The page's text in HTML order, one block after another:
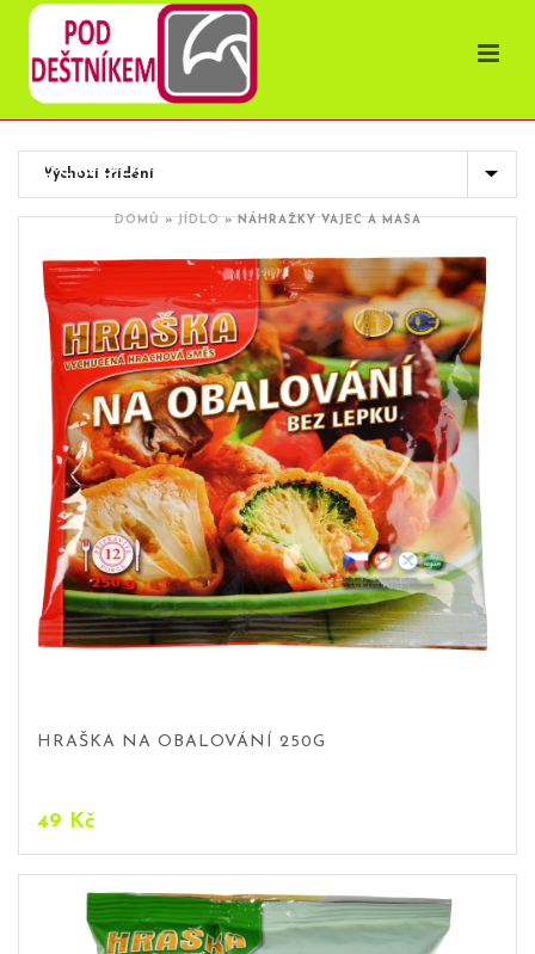
OBCHOD
DOMŮ»JÍDLO»NÁHRAŽKY VAJEC A MASA
HRAŠKA NA OBALOVÁNÍ 250G
49 Kč